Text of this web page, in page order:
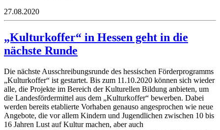
27.08.2020
„Kulturkoffer“ in Hessen geht in die
nächste Runde
Die nächste Ausschreibungsrunde des hessischen Förderprogramms
„Kulturkoffer“ ist gestartet. Bis zum 11.10.2020 können sich wieder
alle, die Projekte im Bereich der Kulturellen Bildung anbieten, um
die Landesfördermittel aus dem „Kulturkoffer“ bewerben. Dabei
werden bereits etablierte Vorhaben genauso angesprochen wie neue
Angebote, die vor allem Kindern und Jugendlichen zwischen 10 bis
16 Jahren Lust auf Kultur machen, aber auch